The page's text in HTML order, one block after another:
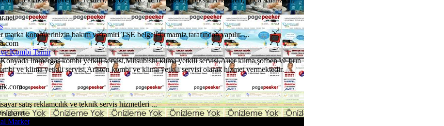
kombilerinizin bakım ve tamiri TSE belgeli firmamiz tarafından yapılır. ...
Kombi Tamir
immergas kombi yetkili servisi,Mitsubishi klima yetkili servisi,Auer klima,şofben ve fırın
ve klima yetkili servisi,Ariston kombi ve klima yetkili servisi olarak hizmet vermektedir.
satış reklamcılık ve teknik servis hizmetleri ...
Market